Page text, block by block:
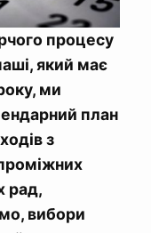
процесу
який має
ми
план
з
рад,
вибори